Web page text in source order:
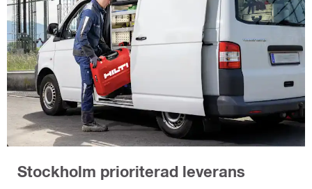
Stockholm prioriterad leverans